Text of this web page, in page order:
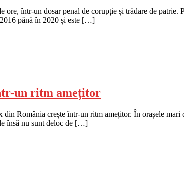
într-un dosar penal de corupție și trădare de
până în 2020 și este […]
un ritm amețitor
România crește într-un ritm amețitor. În orașele
însă nu sunt deloc de […]